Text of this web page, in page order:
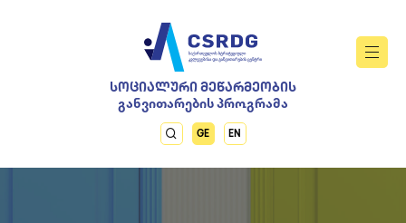
ᲡᲝᲪᲘᲐᲚᲣᲠᲘ ᲛᲔᲬᲐᲠᲛᲔᲝᲑᲘᲡ
განვითარების პროგრამა
GE EN